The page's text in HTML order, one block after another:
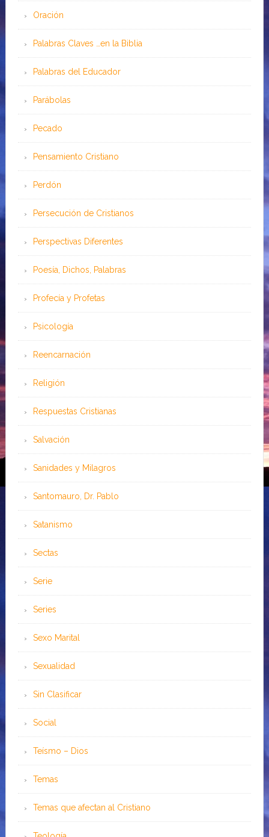
Oración
Palabras Claves …en la Biblia
Palabras del Educador
Parábolas
Pecado
Pensamiento Cristiano
Perdón
Persecución de Cristianos
Perspectivas Diferentes
Poesía, Dichos, Palabras
Profecía y Profetas
Psicología
Reencarnación
Religión
Respuestas Cristianas
Salvación
Sanidades y Milagros
Santomauro, Dr. Pablo
Satanismo
Sectas
Serie
Series
Sexo Marital
Sexualidad
Sin Clasificar
Social
Teísmo – Dios
Temas
Temas que afectan al Cristiano